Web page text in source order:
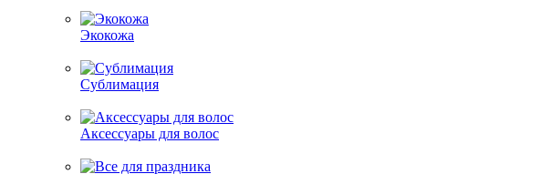
Экокожа
Сублимация
Аксессуары для волос